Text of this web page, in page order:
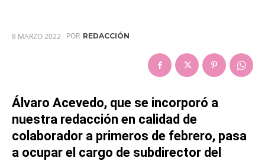
8 MARZO 2022 POR REDACCIÓN
Álvaro Acevedo, que se incorporó a
nuestra redacción en calidad de
colaborador a primeros de febrero, pasa
a ocupar el cargo de subdirector del